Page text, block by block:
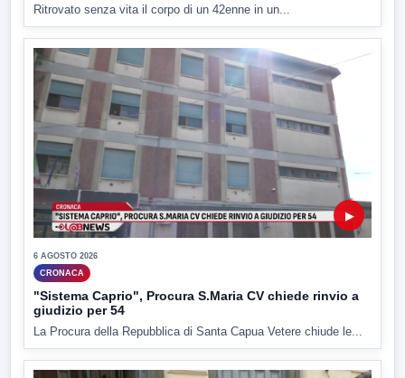
Ritrovato senza vita il corpo di un 42enne in un...
▶
6 AGOSTO 2026
CRONACA
"Sistema Caprio", Procura S.Maria CV chiede rinvio a
giudizio per 54
La Procura della Repubblica di Santa Capua Vetere chiude le...